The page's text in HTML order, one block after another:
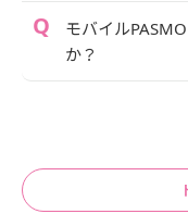
モバイル
か？